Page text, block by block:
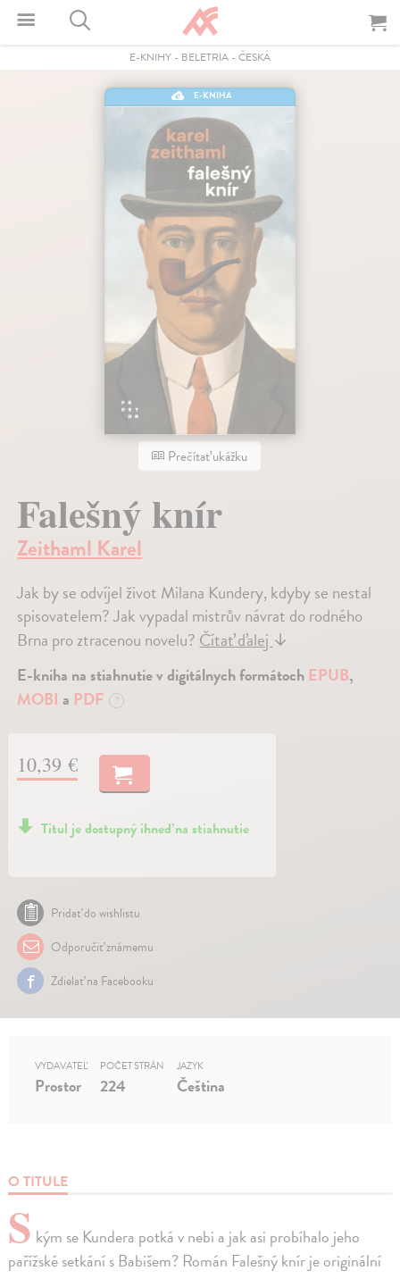
E-KNIHY - BELETRIA - ČESKÁ
E-KNIHA
Prečítať ukážku
Falešný knír
Zeithaml Karel
Jak by se odvíjel život Milana Kundery, kdyby se nestal
spisovatelem? Jak vypadal mistrův návrat do rodného
Brna pro ztracenou novelu?Čítať ďalej↓
E-kniha na stiahnutie v digitálnych formátoch EPUB,
MOBI a PDF ?
10,39 €
Titul je dostupný ihneď na stiahnutie
Pridať do wishlistu
Odporučiť známemu
Zdielať na Facebooku
O TITULE
S kým se Kundera potká v nebi a jak asi probíhalo jeho
pařížské setkání s Babišem? Román Falešný knír je originální
VYDAVATEĽ
Prostor
POČET STRÁN
224
JAZYK
Čeština